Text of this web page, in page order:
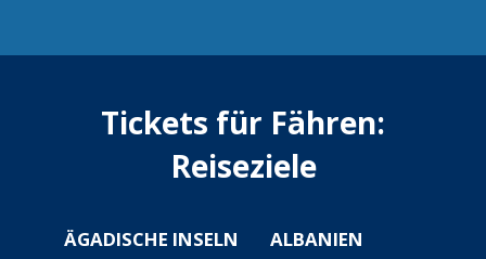
Tickets für Fähren:
Reiseziele
ÄGADISCHE INSELN
ALBANIEN